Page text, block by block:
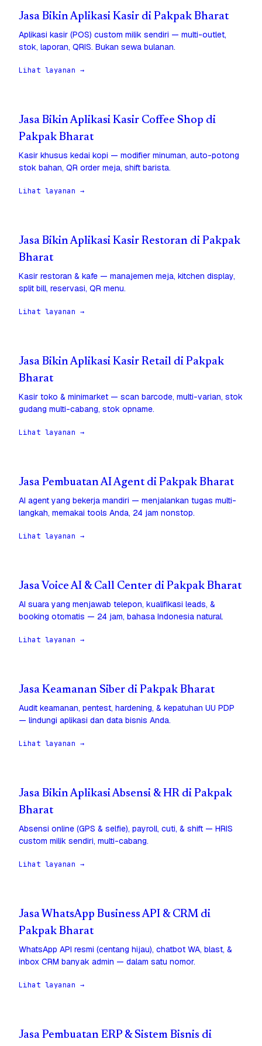
Jasa Bikin Aplikasi Kasir di Pakpak Bharat
Aplikasi kasir (POS) custom milik sendiri — multi-outlet,
stok, laporan, QRIS. Bukan sewa bulanan.
Lihat layanan →
Jasa Bikin Aplikasi Kasir Coffee Shop di
Pakpak Bharat
Kasir khusus kedai kopi — modifier minuman, auto-potong
stok bahan, QR order meja, shift barista.
Lihat layanan →
Jasa Bikin Aplikasi Kasir Restoran di Pakpak
Bharat
Kasir restoran & kafe — manajemen meja, kitchen display,
split bill, reservasi, QR menu.
Lihat layanan →
Jasa Bikin Aplikasi Kasir Retail di Pakpak
Bharat
Kasir toko & minimarket — scan barcode, multi-varian, stok
gudang multi-cabang, stok opname.
Lihat layanan →
Jasa Pembuatan AI Agent di Pakpak Bharat
AI agent yang bekerja mandiri — menjalankan tugas multi-
langkah, memakai tools Anda, 24 jam nonstop.
Lihat layanan →
Jasa Voice AI & Call Center di Pakpak Bharat
AI suara yang menjawab telepon, kualifikasi leads, &
booking otomatis — 24 jam, bahasa Indonesia natural.
Lihat layanan →
Jasa Keamanan Siber di Pakpak Bharat
Audit keamanan, pentest, hardening, & kepatuhan UU PDP
— lindungi aplikasi dan data bisnis Anda.
Lihat layanan →
Jasa Bikin Aplikasi Absensi & HR di Pakpak
Bharat
Absensi online (GPS & selfie), payroll, cuti, & shift — HRIS
custom milik sendiri, multi-cabang.
Lihat layanan →
Jasa WhatsApp Business API & CRM di
Pakpak Bharat
WhatsApp API resmi (centang hijau), chatbot WA, blast, &
inbox CRM banyak admin — dalam satu nomor.
Lihat layanan →
Jasa Pembuatan ERP & Sistem Bisnis di